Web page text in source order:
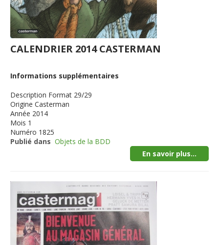
CALENDRIER 2014 CASTERMAN
Informations supplémentaires
Description Format 29/29
Origine Casterman
Année 2014
Mois 1
Numéro 1825
Publié dans Objets de la BDD
En savoir plus...